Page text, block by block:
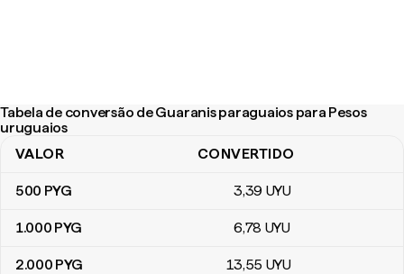
Tabela de conversão de Guaranis paraguaios para Pesos
uruguaios
Tabela de conversão de Guaranis paraguaios para Pesos
VALOR CONVERTIDO
500 PYG 3,39 UYU
1.000 PYG 6,78 UYU
2.000 PYG 13,55 UYU